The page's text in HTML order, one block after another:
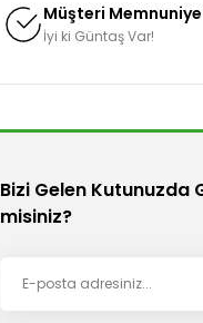
Müşteri
İyi ki Güntaş Var!
Bizi Gelen Kutunuzda
misiniz?